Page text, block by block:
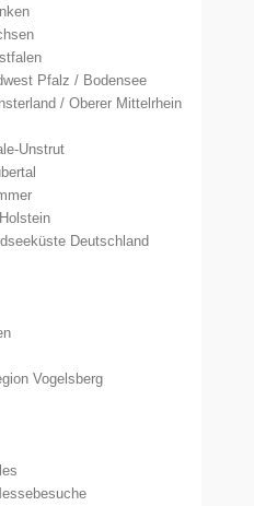
Pfalz / Bodensee
/ Oberer Mittelrhein
Unstrut
Deutschland
Vogelsberg